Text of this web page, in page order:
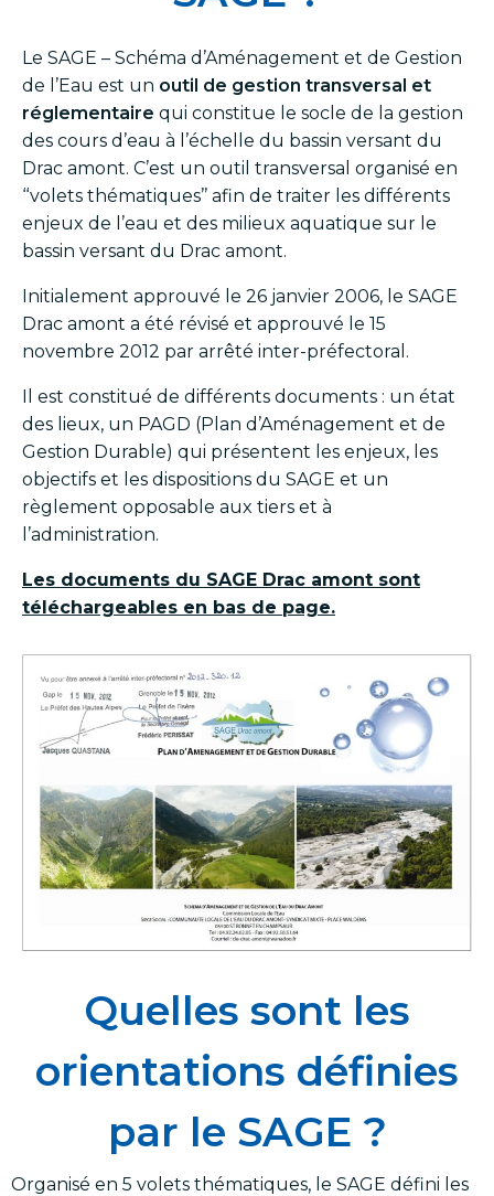
Le SAGE – Schéma d’Aménagement et de Gestion
de l’Eau est un outil de gestion transversal et
réglementaire qui constitue le socle de la gestion
des cours d’eau à l’échelle du bassin versant du
Drac amont. C’est un outil transversal organisé en
‘‘volets thématiques’’ afin de traiter les différents
enjeux de l’eau et des milieux aquatique sur le
bassin versant du Drac amont.
Initialement approuvé le 26 janvier 2006, le SAGE
Drac amont a été révisé et approuvé le 15
novembre 2012 par arrêté inter-préfectoral.
Il est constitué de différents documents : un état
des lieux, un PAGD (Plan d’Aménagement et de
Gestion Durable) qui présentent les enjeux, les
objectifs et les dispositions du SAGE et un
règlement opposable aux tiers et à
l’administration.
Les documents du SAGE Drac amont sont
téléchargeables en bas de page.
Quelles sont les
orientations définies
par le SAGE ?
Organisé en 5 volets thématiques, le SAGE défini les